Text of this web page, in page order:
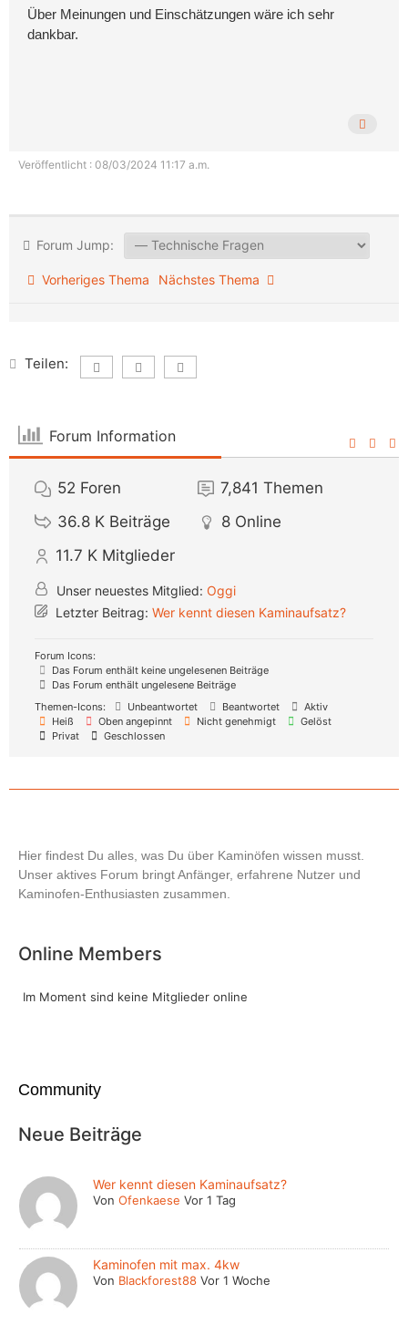
Über Meinungen und Einschätzungen wäre ich sehr
dankbar.
Veröffentlicht : 08/03/2024 11:17 a.m.
Forum Jump:
Vorheriges Thema Nächstes Thema
Teilen:
Forum Information
52 Foren 7,841 Themen
36.8 K Beiträge 8 Online
11.7 K Mitglieder
Unser neuestes Mitglied: Oggi
Letzter Beitrag: Wer kennt diesen Kaminaufsatz?
Forum Icons:
Das Forum enthält keine ungelesenen Beiträge
Das Forum enthält ungelesene Beiträge
Themen-Icons:
Unbeantwortet Beantwortet
Aktiv
Heiß
Oben angepinnt Nicht genehmigt
Gelöst
Privat
Geschlossen
Hier findest Du alles, was Du über Kaminöfen wissen musst.
Unser aktives Forum bringt Anfänger, erfahrene Nutzer und
Kaminofen-Enthusiasten zusammen.
Online Members
Im Moment sind keine Mitglieder online
Community
Neue Beiträge
Wer kennt diesen Kaminaufsatz?
VonOfenkaese Vor 1 Tag
Kaminofen mit max. 4kw
Von Blackforest88 Vor 1 Woche